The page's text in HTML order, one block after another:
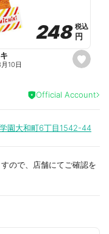
o
r
i
e
s
e
a
i
t
248
248 税込
税込
円
円
10日
Official Account
園大和町6丁目1542-44
ので、店舗にてご確認を